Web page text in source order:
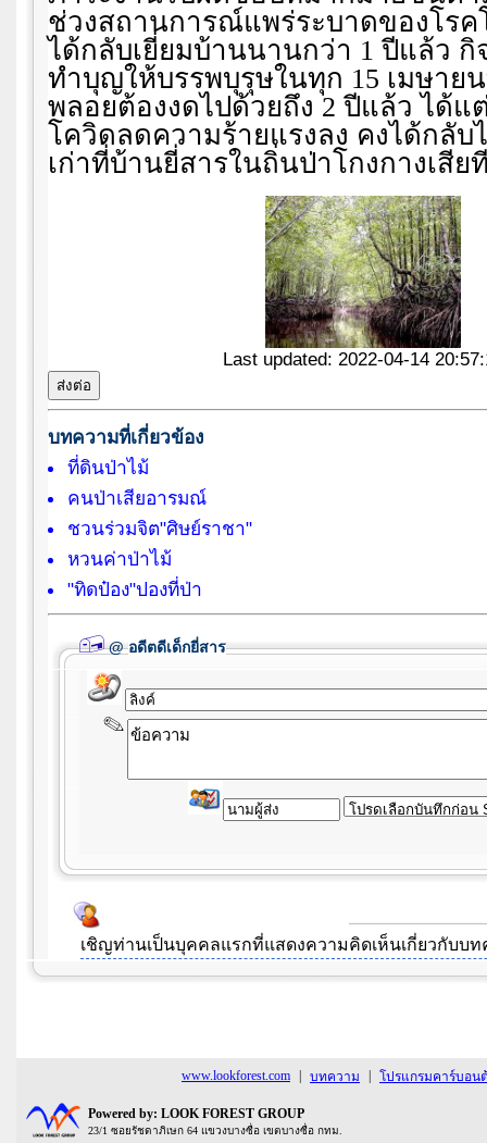
ช่วงสถานการณ์แพร่ระบาดของโรค
ได้กลับเยี่ยมบ้านนานกว่า 1 ปีแล้ว กิ
ทำบุญให้บรรพบุรุษในทุก 15 เมษาย
พลอยต้องงดไปด้วยถึง 2 ปีแล้ว ได้แ
โควิดลดความร้ายแรงลง คงได้กลั
เก่าที่บ้านยี่สารในถิ่นป่าโกงกางเสีย
Last updated: 2022-04-14
บทความที่เกี่ยวข้อง
ที่ดินป่าไม้
คนป่าเสียอารมณ์
ชวนร่วมจิต"ศิษย์ราชา"
หวนค่าป่าไม้
"ทิดป๋อง"ปองที่ป่า
@อดีตดีเด็กยี่สาร
เชิญท่านเป็นบุคคลแรกที่แสดงความคิดเห็นเกี่ยวกับบ
www.lookforest.com บทความ โปรแกรมคาร์บอน
Powered by: LOOK FOREST GROUP
23/1 ซอยรัชดาภิเษก 64 แขวงบางซื่อ เขตบางซื่อ กทม.